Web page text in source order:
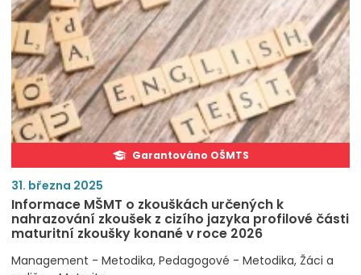
Garantováno OŠMTS
31. března 2025
Informace MŠMT o zkouškách určených k
nahrazování zkoušek z cizího jazyka profilové části
maturitní zkoušky konané v roce 2026
Management - Metodika Pedagogové - Metodika Žáci a